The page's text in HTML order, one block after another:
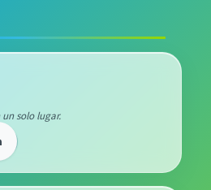
solo lugar.